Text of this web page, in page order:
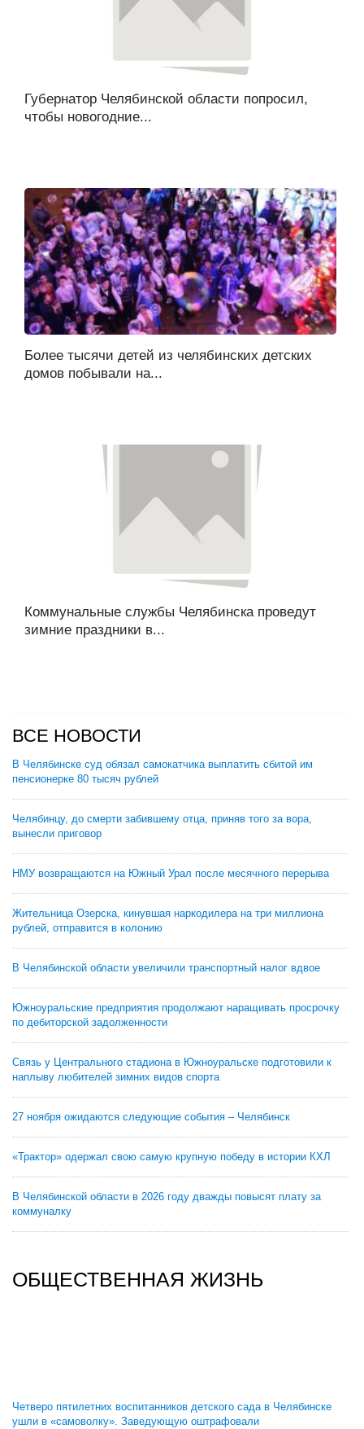
Губернатор Челябинской области попросил,
чтобы новогодние...
Более тысячи детей из челябинских детских
домов побывали на...
Коммунальные службы Челябинска проведут
зимние праздники в...
ВСЕ НОВОСТИ
В Челябинске суд обязал самокатчика выплатить сбитой им
пенсионерке 80 тысяч рублей
Челябинцу, до смерти забившему отца, приняв того за вора,
вынесли приговор
НМУ возвращаются на Южный Урал после месячного перерыва
Жительница Озерска, кинувшая наркодилера на три миллиона
рублей, отправится в колонию
В Челябинской области увеличили транспортный налог вдвое
Южноуральские предприятия продолжают наращивать просрочку
по дебиторской задолженности
Связь у Центрального стадиона в Южноуральске подготовили к
наплыву любителей зимних видов спорта
27 ноября ожидаются следующие события – Челябинск
«Трактор» одержал свою самую крупную победу в истории КХЛ
В Челябинской области в 2026 году дважды повысят плату за
коммуналку
ОБЩЕСТВЕННАЯ ЖИЗНЬ
Четверо пятилетних воспитанников детского сада в Челябинске
ушли в «самоволку». Заведующую оштрафовали